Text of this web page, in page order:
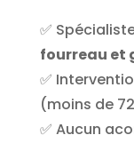
✅
fourreau et
✅
(moins de
✅ Aucun